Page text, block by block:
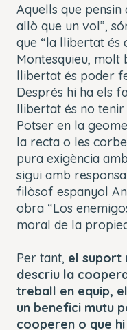
Aquells que
allò que un vol”,
que “la llibertat és
Montesquieu, molt
llibertat és poder
Després hi ha els
llibertat és no tenir
Potser en la
la recta o les
pura exigència
sigui amb
filòsof espanyol
obra “Los
moral de la
Per tant, el suport
descriu la
treball en equip,
un benefici mutu
cooperen o que